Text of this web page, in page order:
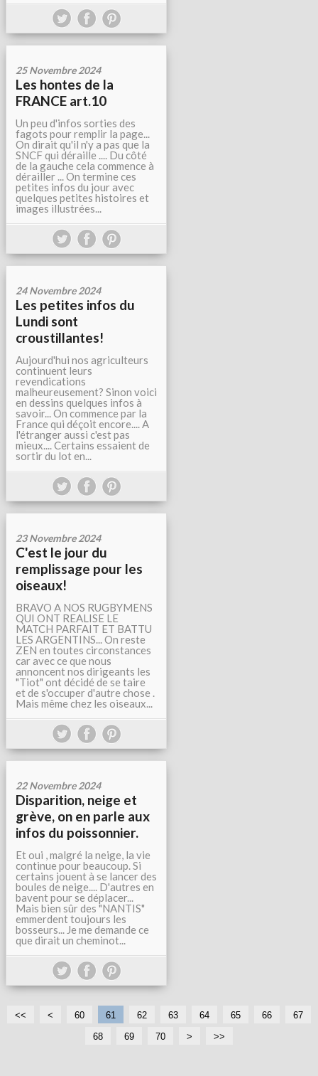
25 Novembre 2024
Les hontes de la
FRANCE art.10
Un peu d'infos sorties des
fagots pour remplir la page...
On dirait qu'il n'y a pas que la
SNCF qui déraille .... Du côté
de la gauche cela commence à
dérailler ... On termine ces
petites infos du jour avec
quelques petites histoires et
images illustrées...
24 Novembre 2024
Les petites infos du
Lundi sont
croustillantes!
Aujourd'hui nos agriculteurs
continuent leurs
revendications
malheureusement? Sinon voici
en dessins quelques infos à
savoir... On commence par la
France qui déçoit encore.... A
l'étranger aussi c'est pas
mieux.... Certains essaient de
sortir du lot en...
23 Novembre 2024
C'est le jour du
remplissage pour les
oiseaux!
BRAVO A NOS RUGBYMENS
QUI ONT REALISE LE
MATCH PARFAIT ET BATTU
LES ARGENTINS... On reste
ZEN en toutes circonstances
car avec ce que nous
annoncent nos dirigeants les
"Tiot" ont décidé de se taire
et de s'occuper d'autre chose .
Mais même chez les oiseaux...
22 Novembre 2024
Disparition, neige et
grève, on en parle aux
infos du poissonnier.
Et oui , malgré la neige, la vie
continue pour beaucoup. Si
certains jouent à se lancer des
boules de neige.... D'autres en
bavent pour se déplacer...
Mais bien sûr des "NANTIS"
emmerdent toujours les
bosseurs... Je me demande ce
que dirait un cheminot...
<< <
1
2
3
4
5
60 61 62 63 64 65 66
67
68
69 70
8
9
1
> >>